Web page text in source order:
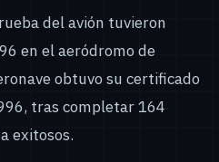
del avión tuvieron
en el aeródromo de
obtuvo su certificado
tras completar 164
exitosos.